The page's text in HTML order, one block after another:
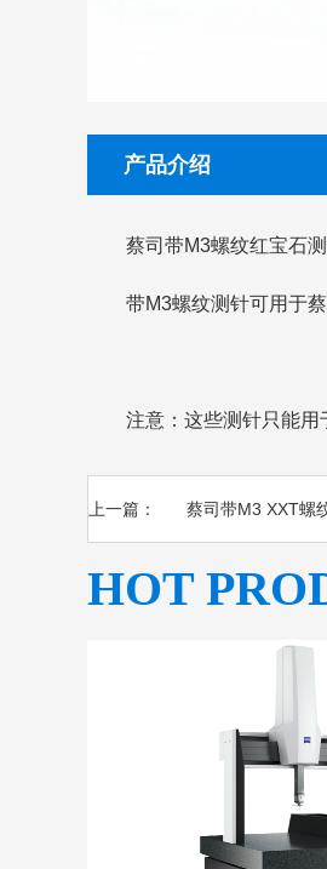
产品介绍
蔡司带M3螺纹红宝石
带M3螺纹测针可用于蔡
注意：这些测针只能用于
上一篇： 蔡司带M3 XXT螺
HOT